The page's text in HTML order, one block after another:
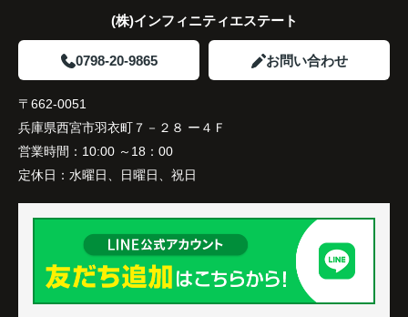
家族全員にとって、将来を見据えた良い選択だった
(株)インフィニティエステート
0798-20-9865 お問い合わせ
〒662-0051
兵庫県西宮市羽衣町７－２８ ー４Ｆ
営業時間： 10:00 ～18：00
定休日： 水曜日、日曜日、祝日